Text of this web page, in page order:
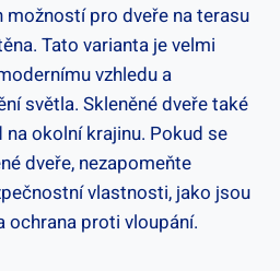
pro dveře na terasu
Tato varianta je velmi
vzhledu a
světla. Skleněné dveře také
na okolní krajinu. Pokud se
dveře, nezapomeňte
vlastnosti, jako jsou
proti vloupání.